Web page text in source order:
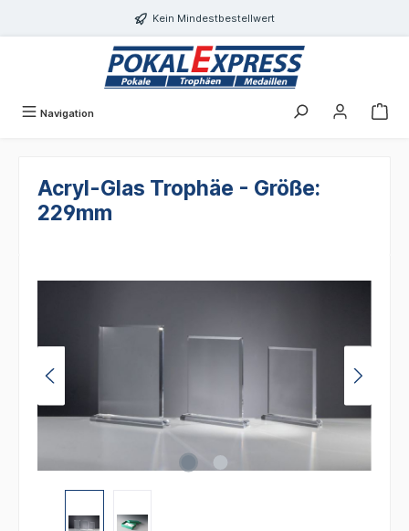
Kein Mindestbestellwert
Navigation
Acryl-Glas Trophäe - Größe:
229mm
Bildergalerie überspringen